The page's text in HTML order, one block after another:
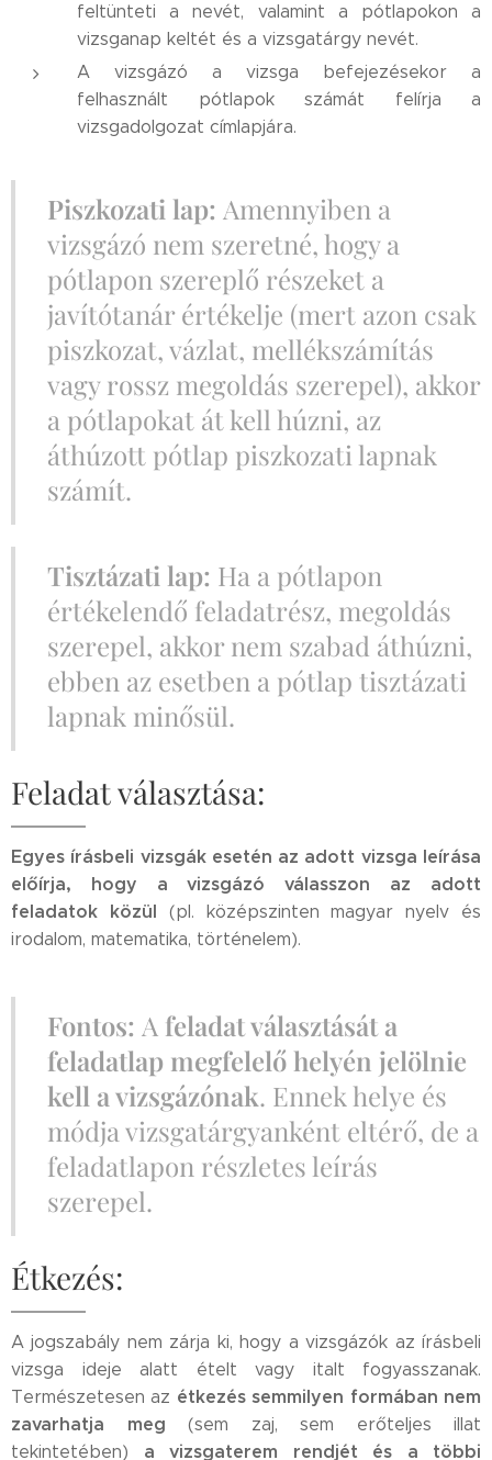
feltünteti a nevét, valamint a pótlapokon a
vizsganap keltét és a vizsgatárgy nevét.
A vizsgázó a vizsga befejezésekor a
felhasznált pótlapok számát felírja a
vizsgadolgozat címlapjára.
Piszkozati lap: Amennyiben a
vizsgázó nem szeretné, hogy a
pótlapon szereplő részeket a
javítótanár értékelje (mert azon csak
piszkozat, vázlat, mellékszámítás
vagy rossz megoldás szerepel), akkor
a pótlapokat át kell húzni, az
áthúzott pótlap piszkozati lapnak
számít.
Tisztázati lap: Ha a pótlapon
értékelendő feladatrész, megoldás
szerepel, akkor nem szabad áthúzni,
ebben az esetben a pótlap tisztázati
lapnak minősül.
Feladat választása:
Egyes írásbeli vizsgák esetén az adott vizsga leírása
előírja, hogy a vizsgázó válasszon az adott
feladatok közül (pl. középszinten magyar nyelv és
irodalom, matematika, történelem).
Fontos: A feladat választását a
feladatlap megfelelő helyén jelölnie
kell a vizsgázónak. Ennek helye és
módja vizsgatárgyanként eltérő, de a
feladatlapon részletes leírás
szerepel.
Étkezés:
A jogszabály nem zárja ki, hogy a vizsgázók az írásbeli
vizsga ideje alatt ételt vagy italt fogyasszanak.
Természetesen az étkezés semmilyen formában nem
zavarhatja meg (sem zaj, sem erőteljes illat
tekintetében) a vizsgaterem rendjét és a többi